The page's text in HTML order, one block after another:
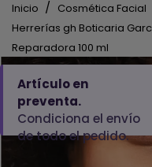
Inicio Cosmética Facial
Herrerías gh Boticaria
Reparadora 100 ml
Artículo en
preventa.
Condiciona el envío
de todo el pedido.